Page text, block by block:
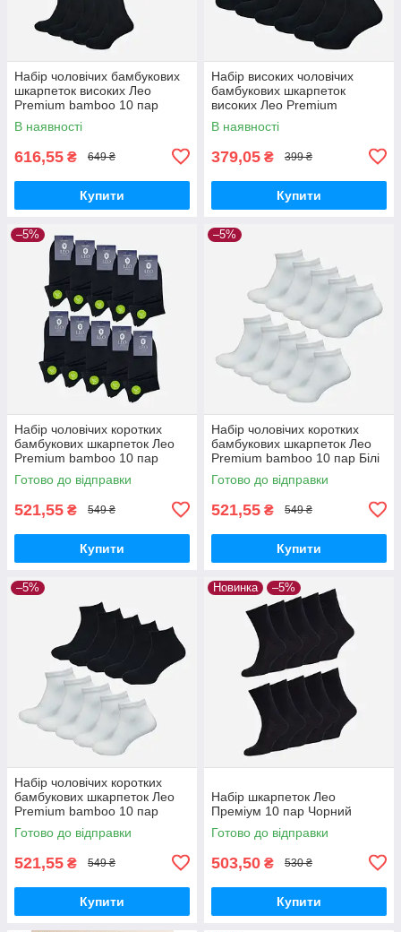
Набір чоловічих бамбукових
шкарпеток високих Лео
Premium bamboo 10 пар
Чорний
В наявності
616,55 ₴ 649 ₴
Купити
Набір високих чоловічих
бамбукових шкарпеток
високих Лео Premium
bamboo 6 пар Чорний
В наявності
379,05 ₴ 399 ₴
Купити
–5%
Набір чоловічих коротких
бамбукових шкарпеток Лео
Premium bamboo 10 пар
Чорний
Готово до відправки
521,55 ₴ 549 ₴
Купити
–5%
Набір чоловічих коротких
бамбукових шкарпеток Лео
Premium bamboo 10 пар Білі
Готово до відправки
521,55 ₴ 549 ₴
Купити
–5%
Набір чоловічих коротких
бамбукових шкарпеток Лео
Premium bamboo 10 пар
Чорні/Білі
Готово до відправки
521,55 ₴ 549 ₴
Купити
Новинка –5%
Набір шкарпеток Лео
Преміум 10 пар Чорний
Готово до відправки
503,50 ₴ 530 ₴
Купити